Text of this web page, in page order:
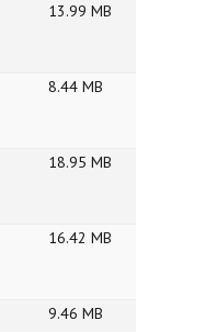
13.99 MB
8.44 MB
18.95 MB
16.42 MB
9.46 MB